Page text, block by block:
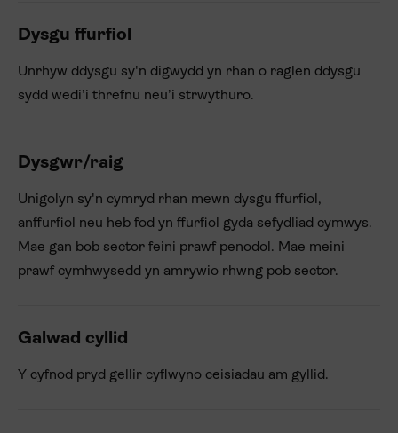
Dysgu ffurfiol
Unrhyw ddysgu sy'n digwydd yn rhan o raglen ddysgu
sydd wedi’i threfnu neu’i strwythuro.
Dysgwr/raig
Unigolyn sy'n cymryd rhan mewn dysgu ffurfiol,
anffurfiol neu heb fod yn ffurfiol gyda sefydliad cymwys.
Mae gan bob sector feini prawf penodol. Mae meini
prawf cymhwysedd yn amrywio rhwng pob sector.
Galwad cyllid
Y cyfnod pryd gellir cyflwyno ceisiadau am gyllid.